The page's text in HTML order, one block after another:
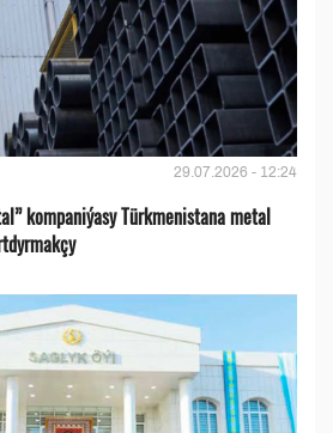
29.07.2026 - 12:24
kompaniýasy Türkmenistana metal